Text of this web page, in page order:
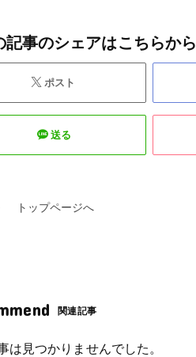
記事のシェアはこちらから
ポスト
送る
トップページへ
関連記事
は見つかりませんでした。